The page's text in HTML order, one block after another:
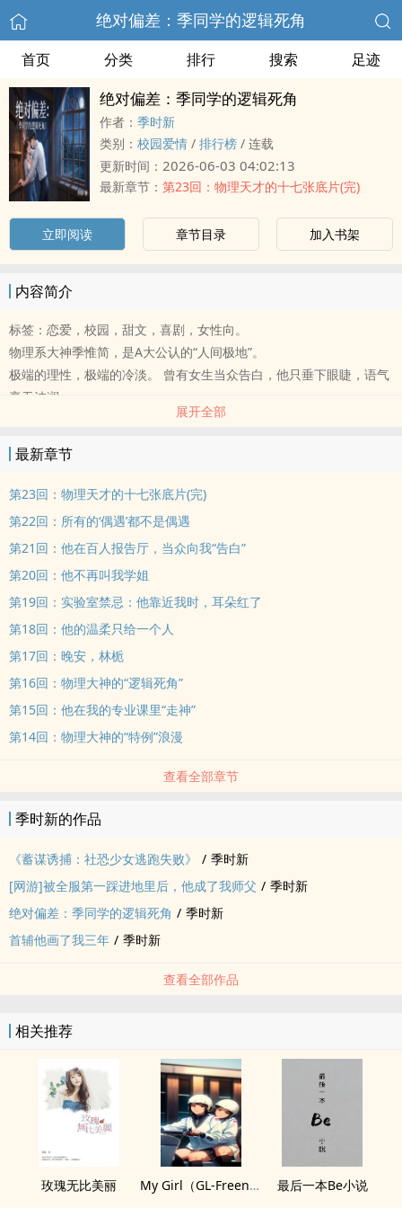
绝对偏差：季同学的逻辑死角
首页 分类 排行 搜索 足迹
绝对偏差：季同学的逻辑死角
作者： 季时新
类别： 校园爱情 / 排行榜 / 连载
更新时间： 2026-06-03 04:02:13
最新章节： 第23回：物理天才的十七张底片(完)
立即阅读 章节目录 加入书架
内容简介
标签：恋爱，校园，甜文，喜剧，女性向。
物理系大神季惟简，是A大公认的“人间极地”。
极端的理性，极端的冷淡。 曾有女生当众告白，他只垂下眼睫，语气
毫无波澜：
直到那天在图书馆四楼，她撞见那位理学天才正对着一本《学前儿童
心理发展论》陷入沉思。
季惟简合上书，指尖微颤，眼神是她从未见过的专注：“不，是在研究
怎幺才能让一个学姐不再把我当学弟。”
后来，在那间静谧的古籍特藏室，月光揉碎在两人之间。
他将她困在窗棂与胸膛的方寸之间，声音低哑：
“林栀，物理学上万物皆有定律，唯独你，是我这辈子算不准的绝对偏
“我演算过宇宙的坍塌，却算不出弄丢你后的余生。”
#天之骄子 #甜文 #校园日常 #双向暗恋
※每天下午15：30来杯甜甜的下午茶※
展开全部
最新章节
第23回：物理天才的十七张底片(完)
第22回：所有的‘偶遇’都不是偶遇
第21回：他在百人报告厅，当众向我“告白”
第20回：他不再叫我学姐
第19回：实验室禁忌：他靠近我时，耳朵红了
第18回：他的温柔只给一个人
第17回：晚安，林栀
第16回：物理大神的“逻辑死角”
第15回：他在我的专业课里“走神”
第14回：物理大神的“特例”浪漫
查看全部章节
季时新的作品
​《蓄谋诱捕：社恐少女逃跑失败》 / 季时新
[网游]被全服第一踩进地里后，他成了我师父 / 季时新
绝对偏差：季同学的逻辑死角 / 季时新
首辅他画了我三年 / 季时新
查看全部作品
相关推荐
玫瑰无比美丽 My Girl（GL-FreenBecky） 最后一本Be小说